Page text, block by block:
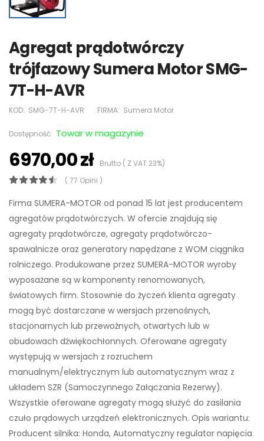
Agregat prądotwórczy
trójfazowy Sumera Motor SMG-
7T-H-AVR
KOD: SMG-7T-H-AVR FIRMA: Sumera Motor
Dostępność: Towar w magazynie
6970,00 złBrutto ( Z VAT 23%)
( 77 Opini )
Firma SUMERA-MOTOR od ponad 15 lat jest producentem
agregatów prądotwórczych. W ofercie znajdują się
agregaty prądotwórcze, agregaty prądotwórczo-
spawalnicze oraz generatory napędzane z WOM ciągnika
rolniczego. Produkowane przez SUMERA-MOTOR wyroby
wyposażane są w komponenty renomowanych,
światowych firm. Stosownie do życzeń klienta agregaty
mogą być dostarczane w wersjach przenośnych,
stacjonarnych lub przewoźnych, otwartych lub w
obudowach dźwiękochłonnych. Oferowane agregaty
występują w wersjach z rozruchem
manualnym/elektrycznym lub automatycznym wraz z
układem SZR (Samoczynnego Załączania Rezerwy).
Wszystkie oferowane agregaty mogą służyć do zasilania
czuło prądowych urządzeń elektronicznych. Opis wariantu:
Producent silnika: Honda, Automatyczny regulator napięcia